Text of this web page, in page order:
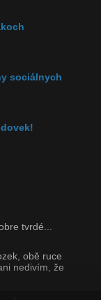
sociálnych
tvrdé...
obě ruce
nedivím, že